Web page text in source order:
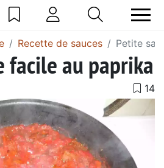
Recette de sauces Petite
facile au paprika